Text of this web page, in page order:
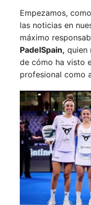
Empezamos,
las noticias en
máximo
PadelSpain, quien
de cómo ha visto
profesional como